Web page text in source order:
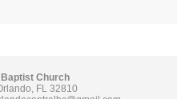
Church
FL 32810